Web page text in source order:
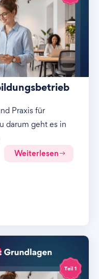
Praxis für
darum geht es in
Weiterlesen